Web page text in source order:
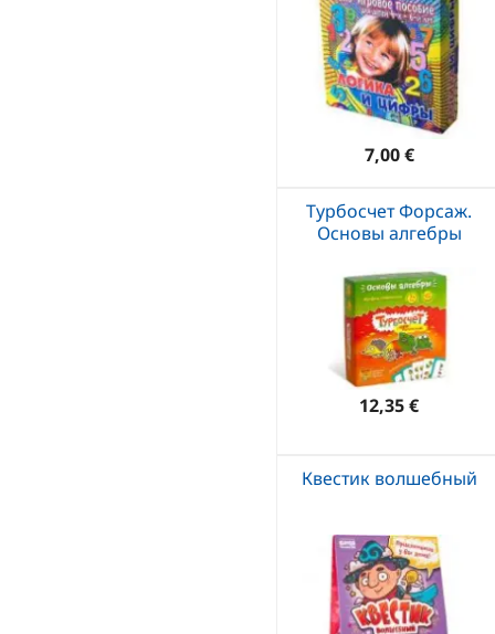
7,00 €
Турбосчет Форсаж.
Основы алгебры
12,35 €
Квестик волшебный